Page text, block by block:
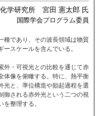
学研究所 宮田 憲太郎 氏
国際学会プログラム委員
種であり、その波長領域は物質
スケールを含んでいる。
外・可視光との比較を通じて赤
体像を俯瞰する。特に、熱平衡
光と、準位構造や励起過程を選
御される赤外光という二つの視
整理する。